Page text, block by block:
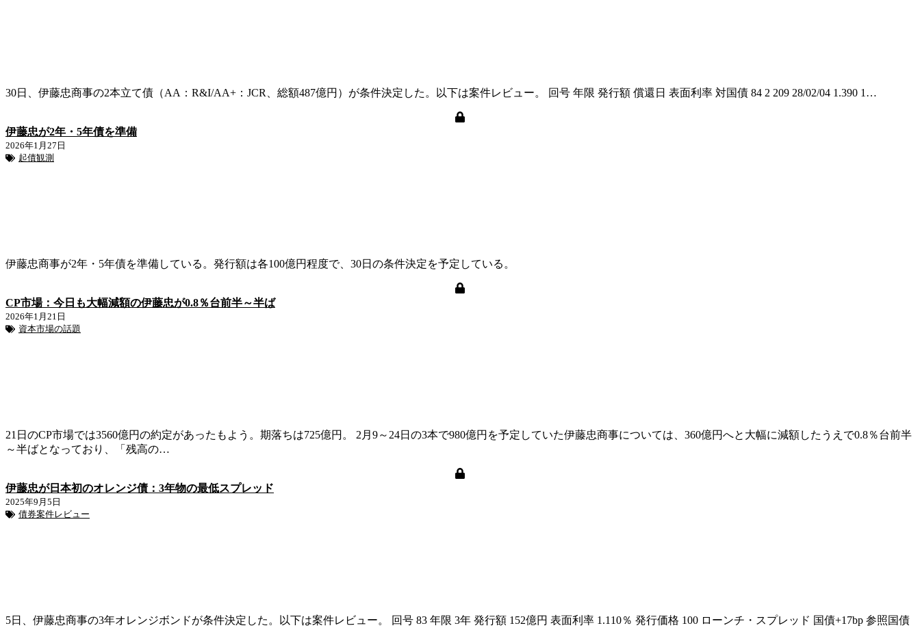
30日、伊藤忠商事の2本立て債（AA：R&I/AA+：JCR、総額487億円）が条件決定した。以下は案件レビュー。 回号 年限 発行額 償還日 表面利率 対国債 84 2 209 28/02/04 1.390 1…
伊藤忠が2年・5年債を準備
2026年1月27日
起債観測
伊藤忠商事が2年・5年債を準備している。発行額は各100億円程度で、30日の条件決定を予定している。
CP市場：今日も大幅減額の伊藤忠が0.8％台前半～半ば
2026年1月21日
資本市場の話題
21日のCP市場では3560億円の約定があったもよう。期落ちは725億円。 2月9～24日の3本で980億円を予定していた伊藤忠商事については、360億円へと大幅に減額したうえで0.8％台前半
～半ばとなっており、「残高の…
伊藤忠が日本初のオレンジ債：3年物の最低スプレッド
2025年9月5日
債券案件レビュー
5日、伊藤忠商事の3年オレンジボンドが条件決定した。以下は案件レビュー。 回号 83 年限 3年 発行額 152億円 表面利率 1.110％ 発行価格 100 ローンチ・スプレッド 国債+17bp 参照国債